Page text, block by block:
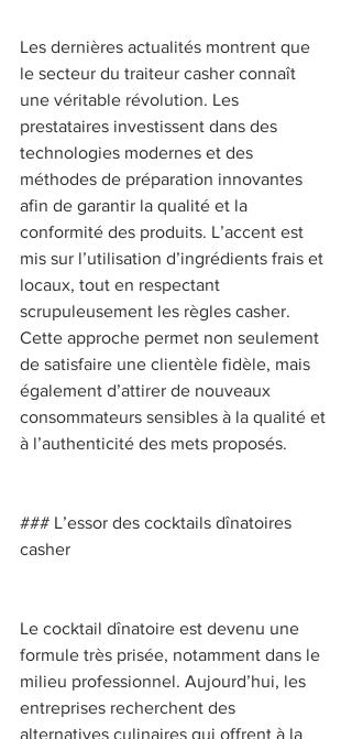
Les dernières actualités montrent que
le secteur du traiteur casher connaît
une véritable révolution. Les
prestataires investissent dans des
technologies modernes et des
méthodes de préparation innovantes
afin de garantir la qualité et la
conformité des produits. L’accent est
mis sur l’utilisation d’ingrédients frais et
locaux, tout en respectant
scrupuleusement les règles casher.
Cette approche permet non seulement
de satisfaire une clientèle fidèle, mais
également d’attirer de nouveaux
consommateurs sensibles à la qualité et
à l’authenticité des mets proposés.
### L’essor des cocktails dînatoires
casher
Le cocktail dînatoire est devenu une
formule très prisée, notamment dans le
milieu professionnel. Aujourd’hui, les
entreprises recherchent des
alternatives culinaires qui offrent à la